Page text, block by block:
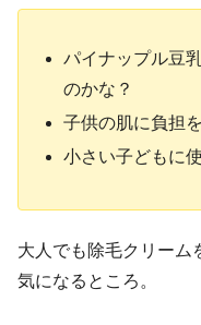
パイナップル豆
のかな？
子供の肌に負担
小さい子どもに
大人でも除毛クリーム
気になるところ。